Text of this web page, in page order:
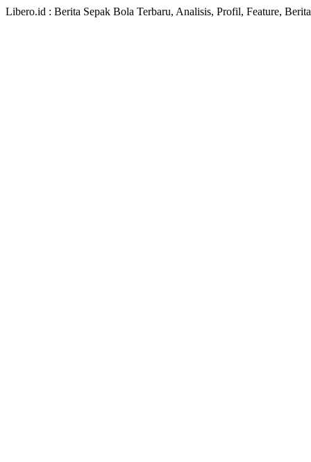
Libero.id : Berita Sepak Bola Terbaru, Analisis, Profil, Feature,